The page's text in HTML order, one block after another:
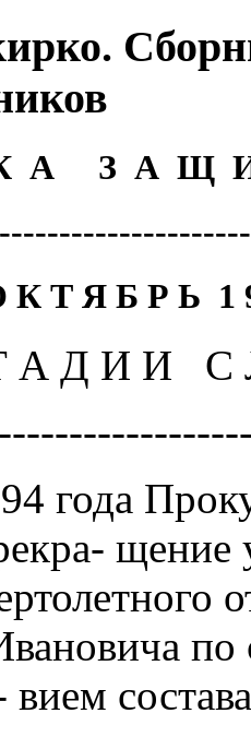
A З A Щ
Т Я Б Р Ь 1 9
Д И И С
года
щение
вием